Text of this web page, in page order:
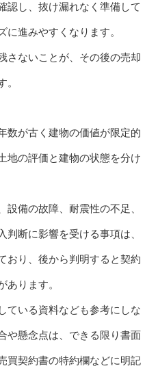
認し、抜け漏れなく準備して
に進みやすくなります。
さないことが、その後の売却
。
数が古く建物の価値が限定的
地の評価と建物の状態を分け
備の故障、耐震性の不足、
断に影響を受ける事項は、
おり、後から判明すると契約
あります。
ている資料なども参考にしな
や懸念点は、できる限り書面
買契約書の特約欄などに明記